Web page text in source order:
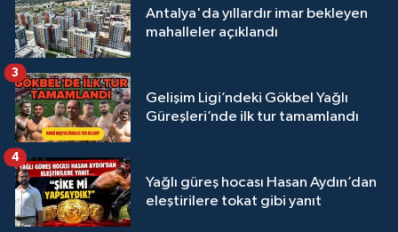
Antalya'da yıllardır imar bekleyen
mahalleler açıklandı
Gelişim Ligi’ndeki Gökbel Yağlı
Güreşleri’nde ilk tur tamamlandı
3
Yağlı güreş hocası Hasan Aydın’dan
eleştirilere tokat gibi yanıt
4